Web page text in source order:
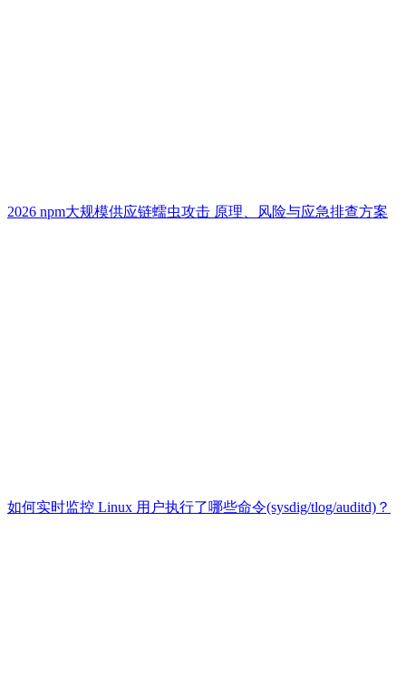
2026 npm大规模供应链蠕虫攻击 原理、风险与应急排查方案
如何实时监控 Linux 用户执行了哪些命令(sysdig/tlog/auditd)？